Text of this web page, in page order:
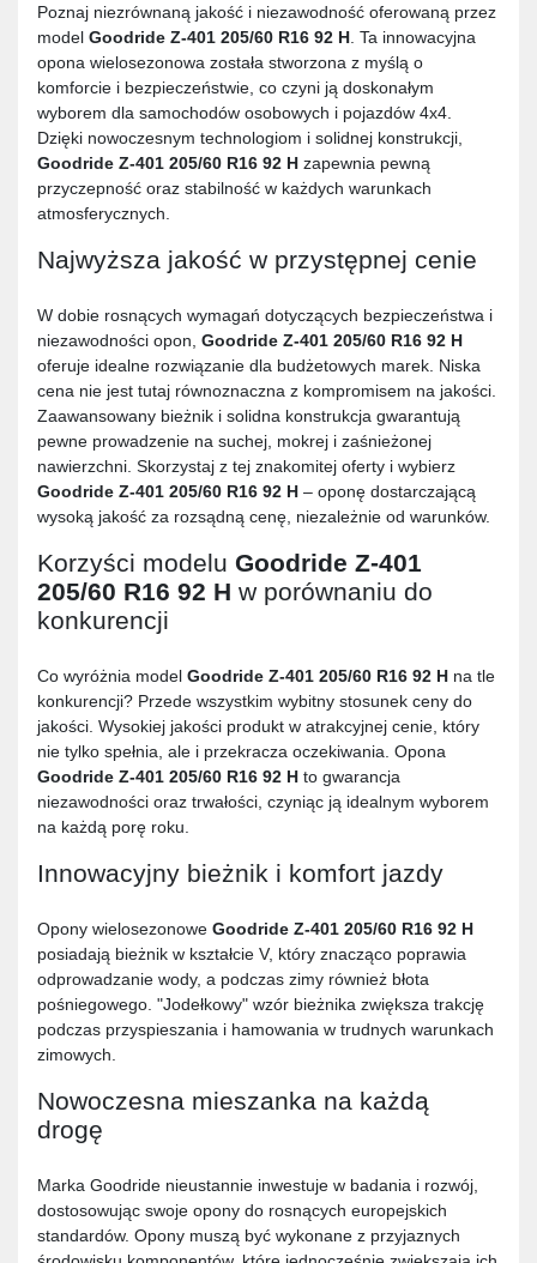
Poznaj niezrównaną jakość i niezawodność oferowaną przez
model Goodride Z-401 205/60 R16 92 H . Ta innowacyjna
opona wielosezonowa została stworzona z myślą o
komforcie i bezpieczeństwie, co czyni ją doskonałym
wyborem dla samochodów osobowych i pojazdów 4x4.
Dzięki nowoczesnym technologiom i solidnej konstrukcji,
Goodride Z-401 205/60 R16 92 H zapewnia pewną
przyczepność oraz stabilność w każdych warunkach
atmosferycznych.
Najwyższa jakość w przystępnej cenie
W dobie rosnących wymagań dotyczących bezpieczeństwa i
niezawodności opon, Goodride Z-401 205/60 R16 92 H
oferuje idealne rozwiązanie dla budżetowych marek. Niska
cena nie jest tutaj równoznaczna z kompromisem na jakości.
Zaawansowany bieżnik i solidna konstrukcja gwarantują
pewne prowadzenie na suchej, mokrej i zaśnieżonej
nawierzchni. Skorzystaj z tej znakomitej oferty i wybierz
Goodride Z-401 205/60 R16 92 H – oponę dostarczającą
wysoką jakość za rozsądną cenę, niezależnie od warunków.
Korzyści modelu Goodride Z-401
205/60 R16 92 H w porównaniu do
konkurencji
Co wyróżnia model Goodride Z-401 205/60 R16 92 H na tle
konkurencji? Przede wszystkim wybitny stosunek ceny do
jakości. Wysokiej jakości produkt w atrakcyjnej cenie, który
nie tylko spełnia, ale i przekracza oczekiwania. Opona
Goodride Z-401 205/60 R16 92 H to gwarancja
niezawodności oraz trwałości, czyniąc ją idealnym wyborem
na każdą porę roku.
Innowacyjny bieżnik i komfort jazdy
Opony wielosezonowe Goodride Z-401 205/60 R16 92 H
posiadają bieżnik w kształcie V, który znacząco poprawia
odprowadzanie wody, a podczas zimy również błota
pośniegowego. "Jodełkowy" wzór bieżnika zwiększa trakcję
podczas przyspieszania i hamowania w trudnych warunkach
zimowych.
Nowoczesna mieszanka na każdą
drogę
Marka Goodride nieustannie inwestuje w badania i rozwój,
dostosowując swoje opony do rosnących europejskich
standardów. Opony muszą być wykonane z przyjaznych